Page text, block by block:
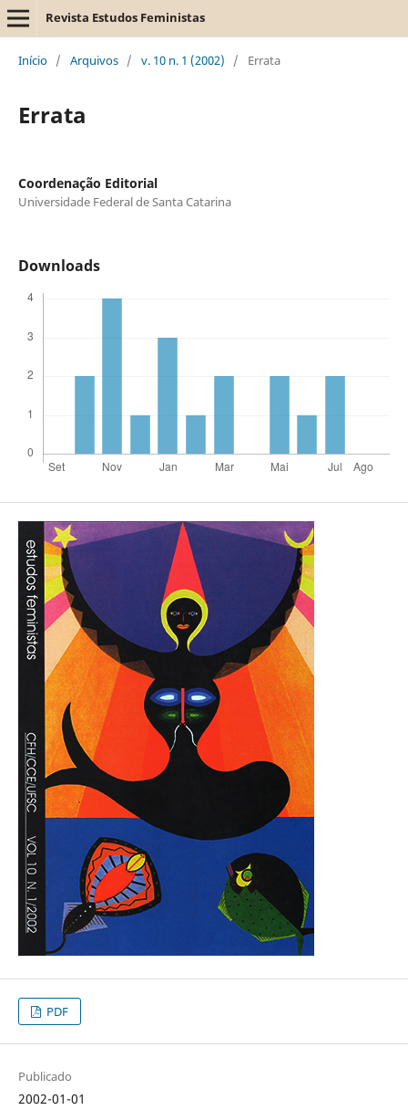
Revista Estudos Feministas
Início / Arquivos / v. 10 n. 1 (2002) / Errata
Errata
Coordenação Editorial
Universidade Federal de Santa Catarina
Downloads
PDF
Publicado
2002-01-01